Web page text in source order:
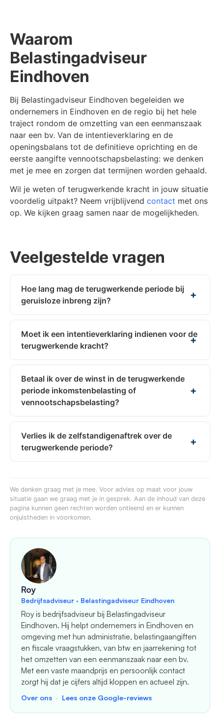
Waarom
Belastingadviseur
Eindhoven
Bij Belastingadviseur Eindhoven begeleiden we
ondernemers in Eindhoven en de regio bij het hele
traject rondom de omzetting van een eenmanszaak
naar een bv. Van de intentieverklaring en de
openingsbalans tot de definitieve oprichting en de
eerste aangifte vennootschapsbelasting: we denken
met je mee en zorgen dat termijnen worden gehaald.
Wil je weten of terugwerkende kracht in jouw situatie
voordelig uitpakt? Neem vrijblijvend contact met ons
op. We kijken graag samen naar de mogelijkheden.
Veelgestelde vragen
Hoe lang mag de terugwerkende periode bij
geruisloze inbreng zijn?
Moet ik een intentieverklaring indienen voor de
terugwerkende kracht?
Betaal ik over de winst in de terugwerkende
periode inkomstenbelasting of
vennootschapsbelasting?
Verlies ik de zelfstandigenaftrek over de
terugwerkende periode?
We denken graag met je mee. Voor advies op maat voor jouw
situatie gaan we graag met je in gesprek. Aan de inhoud van deze
pagina kunnen geen rechten worden ontleend en er kunnen
onjuistheden in voorkomen.
Roy
Bedrijfsadviseur · Belastingadviseur Eindhoven
Roy is bedrijfsadviseur bij Belastingadviseur
Eindhoven. Hij helpt ondernemers in Eindhoven en
omgeving met hun administratie, belastingaangiften
en fiscale vraagstukken, van btw en jaarrekening tot
het omzetten van een eenmanszaak naar een bv.
Met een vaste maandprijs en persoonlijk contact
zorgt hij dat je cijfers altijd kloppen en actueel zijn.
Over ons · Lees onze Google-reviews